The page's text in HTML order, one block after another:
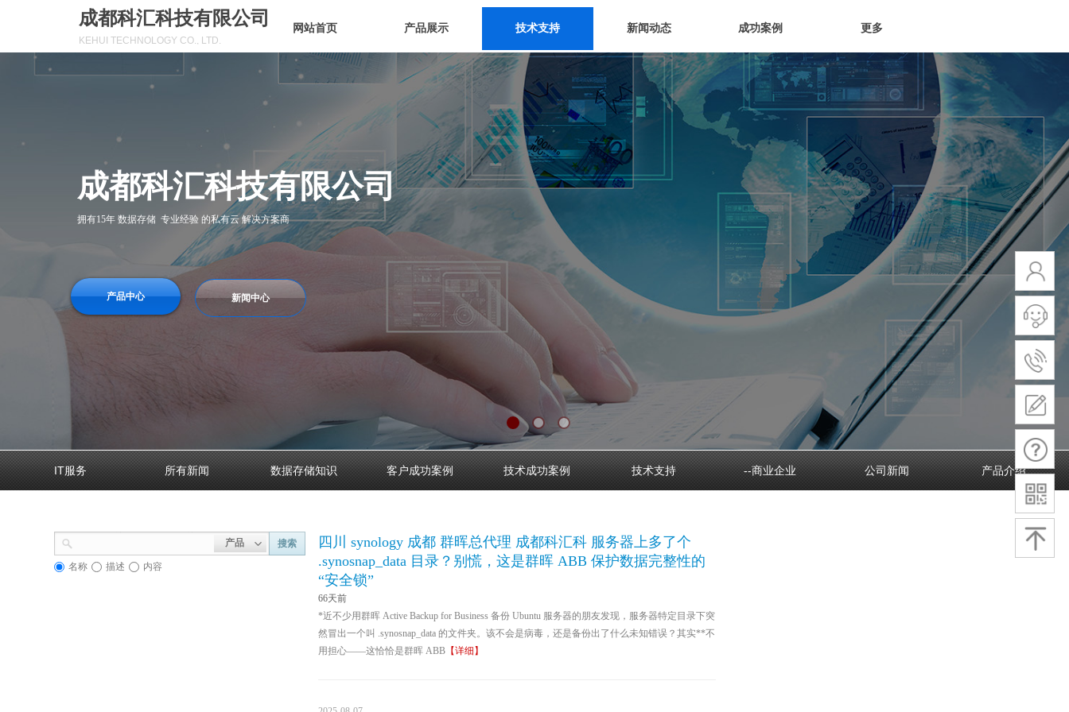
成都科汇科技有限公司
KEHUI TECHNOLOGY CO., LTD.
网站首页 产品展示 技术支持 新闻动态 成功案例 更多
成都科汇科技有限公司
拥有15年 数据存储 专业经验 的私有云 解决方案商
产品中心 新闻中心
IT服务 所有新闻 数据存储知识 客户成功案例 技术成功案例 技术支持 --商业企业 公司新闻 产品介绍
产品 搜索
名称 描述 内容
四川 synology 成都 群晖总代理 成都科汇科 服务器上多了个
.synosnap_data 目录？别慌，这是群晖 ABB 保护数据完整性的
“安全锁”
66天前
*近不少用群晖 Active Backup for Business 备份 Ubuntu 服务器的朋友发现，服务器特定目录下突
然冒出一个叫 .synosnap_data 的文件夹。该不会是病毒，还是备份出了什么未知错误？其实**不
用担心——这恰恰是群晖 ABB 【详细】